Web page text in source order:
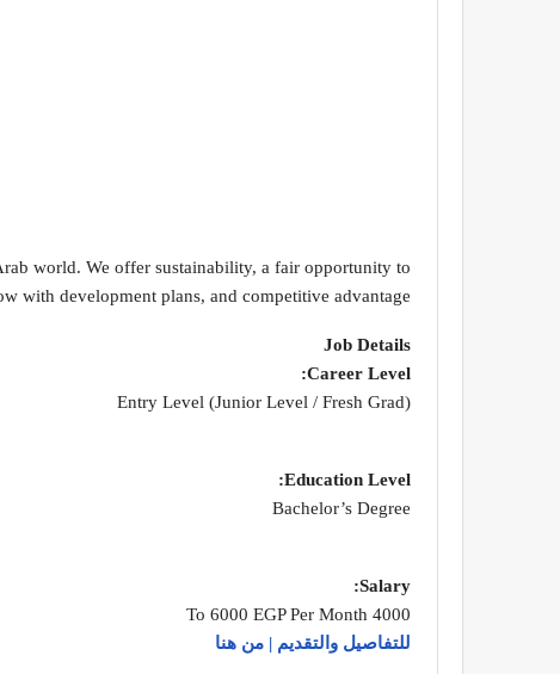
world. We offer sustainability, a fair opportunity to
with development plans, and competitive advantage.
Job Details
Career Level:
Entry Level (Junior Level / Fresh Grad)
Education Level:
Bachelor’s Degree
Salary:
4000 To 6000 EGP Per Month
للتفاصيل والتقديم | من هنا